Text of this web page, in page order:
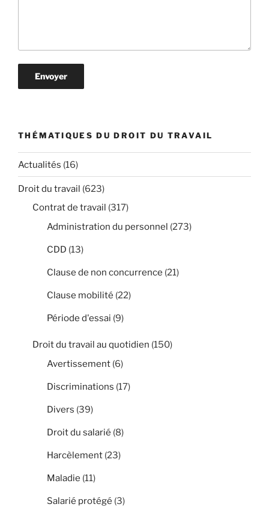
THÉMATIQUES DU DROIT DU TRAVAIL
Actualités (16)
Droit du travail (623)
Contrat de travail (317)
Administration du personnel (273)
CDD (13)
Clause de non concurrence (21)
Clause mobilité (22)
Période d'essai (9)
Droit du travail au quotidien (150)
Avertissement (6)
Discriminations (17)
Divers (39)
Droit du salarié (8)
Harcèlement (23)
Maladie (11)
Salarié protégé (3)